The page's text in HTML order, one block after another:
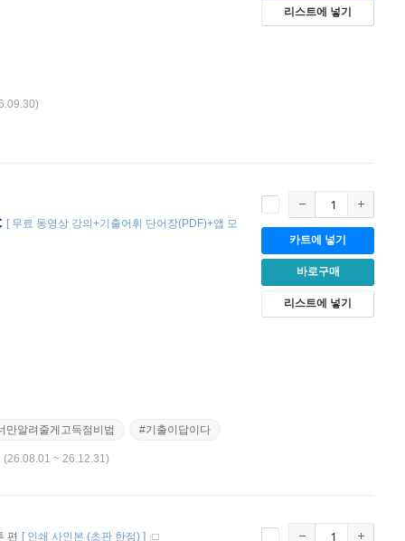
리스트에 넣기
[ 무료 동영상 강의+기출어휘 단어장(PDF)+앱 모
만알려줄게고득점비법 #기출이답이다
(26.08.01 ~ 26.12.31)
카트에 넣기
바로구매
리스트에 넣기
편 [ 인쇄 사인본 (초판 한정) ]